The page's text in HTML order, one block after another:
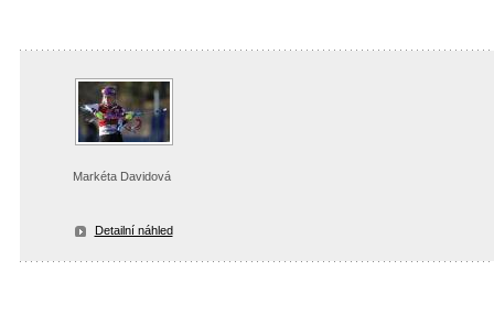
Markéta Davidová
Detailní náhled